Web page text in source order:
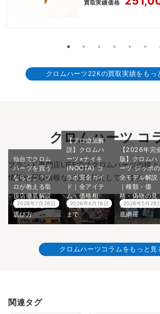
買取実績価格
クロムハーツ22Kの買取実績をもっ
クロムハーツ コ
ブランド専門店LIFEではクロムハーツの様
情報や買取情報などをお伝えしています。
仙台でクロム
ハーツを買う
ならどこ？プ
ロが教える取
扱店徹底解説
と後悔しない
選び方
2026年7月26日
【プロ徹底解
説】クロムハ
ーツ×ナイキ
(NOCTA) コ
ラボ完全ガイ
ド｜全アイテ
ム・価格相
場・入手方法
まで
2026年6月18日
【2026年完
版】クロムハ
ーツ ジッポの
全モデル解説
｜種類・価
格・偽物の見
分け方まで徹
底網羅
2026年5月28日
クロムハーツコラムをもっと見
関連タグ